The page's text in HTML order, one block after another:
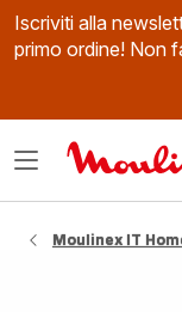
Iscriviti alla
primo ordine! Non
Apri
Moulinex IT